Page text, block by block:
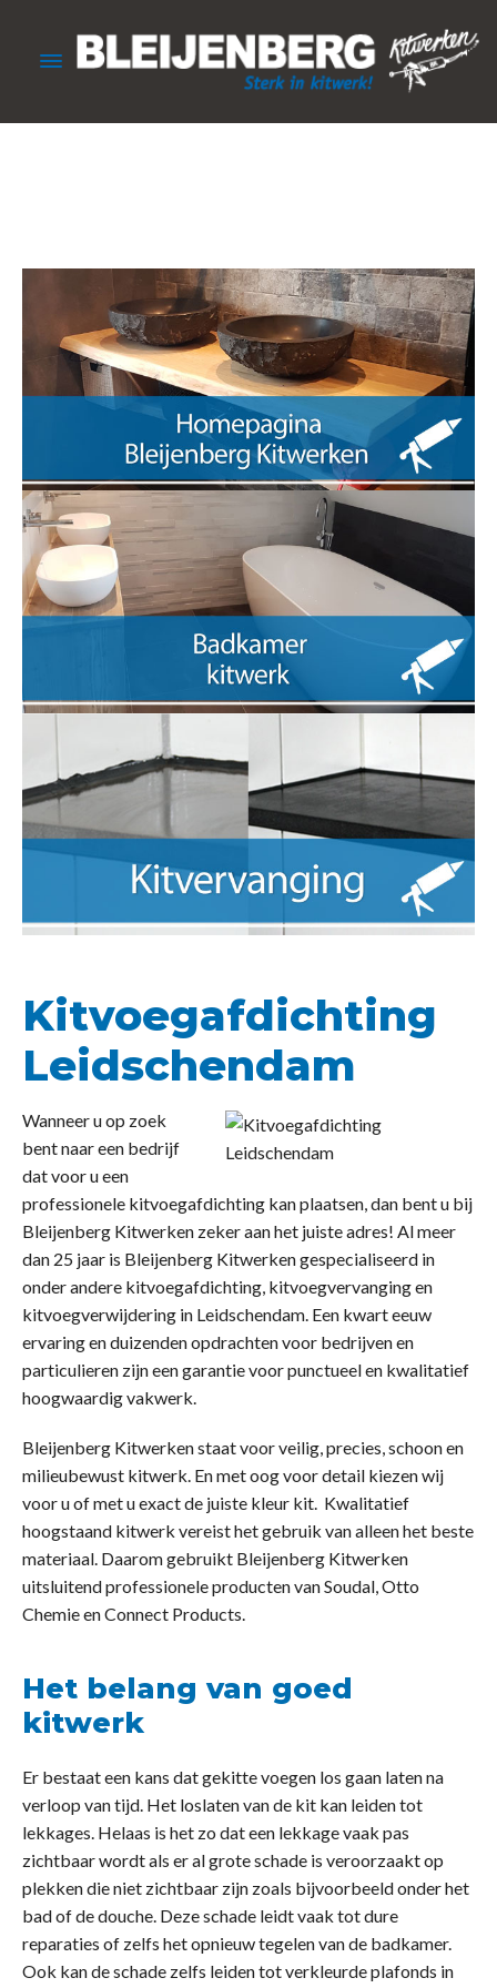
Kitvoegafdichting
Leidschendam
Wanneer u op zoek
bent naar een bedrijf
dat voor u een
professionele kitvoegafdichting kan plaatsen, dan bent u bij
Bleijenberg Kitwerken zeker aan het juiste adres! Al meer
dan 25 jaar is Bleijenberg Kitwerken gespecialiseerd in
onder andere kitvoegafdichting, kitvoegvervanging en
kitvoegverwijdering in Leidschendam. Een kwart eeuw
ervaring en duizenden opdrachten voor bedrijven en
particulieren zijn een garantie voor punctueel en kwalitatief
hoogwaardig vakwerk.
Bleijenberg Kitwerken staat voor veilig, precies, schoon en
milieubewust kitwerk. En met oog voor detail kiezen wij
voor u of met u exact de juiste kleur kit. Kwalitatief
hoogstaand kitwerk vereist het gebruik van alleen het beste
materiaal. Daarom gebruikt Bleijenberg Kitwerken
uitsluitend professionele producten van Soudal, Otto
Chemie en Connect Products.
Het belang van goed
kitwerk
Er bestaat een kans dat gekitte voegen los gaan laten na
verloop van tijd. Het loslaten van de kit kan leiden tot
lekkages. Helaas is het zo dat een lekkage vaak pas
zichtbaar wordt als er al grote schade is veroorzaakt op
plekken die niet zichtbaar zijn zoals bijvoorbeeld onder het
bad of de douche. Deze schade leidt vaak tot dure
reparaties of zelfs het opnieuw tegelen van de badkamer.
Ook kan de schade zelfs leiden tot verkleurde plafonds in